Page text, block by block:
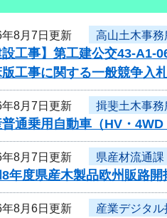
年8月7日更新 高山土木事務
設工事】第工建公交43-
工事に関する一般競争入
年8月7日更新 揖斐土木事務
普通乗用自動車（HV・
年8月7日更新 県産材流通課
年度県産木製品欧州販路
年8月6日更新 産業デジタル